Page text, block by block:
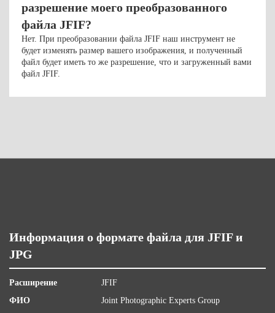
разрешение моего преобразованного
файла JFIF?
Нет. При преобразовании файла JFIF наш инструмент не
будет изменять размер вашего изображения, и полученный
файл будет иметь то же разрешение, что и загруженный вами
файл JFIF.
Информация о формате файла для JFIF и
JPG
Расширение
JFIF
ФИО
Joint Photographic Experts Group